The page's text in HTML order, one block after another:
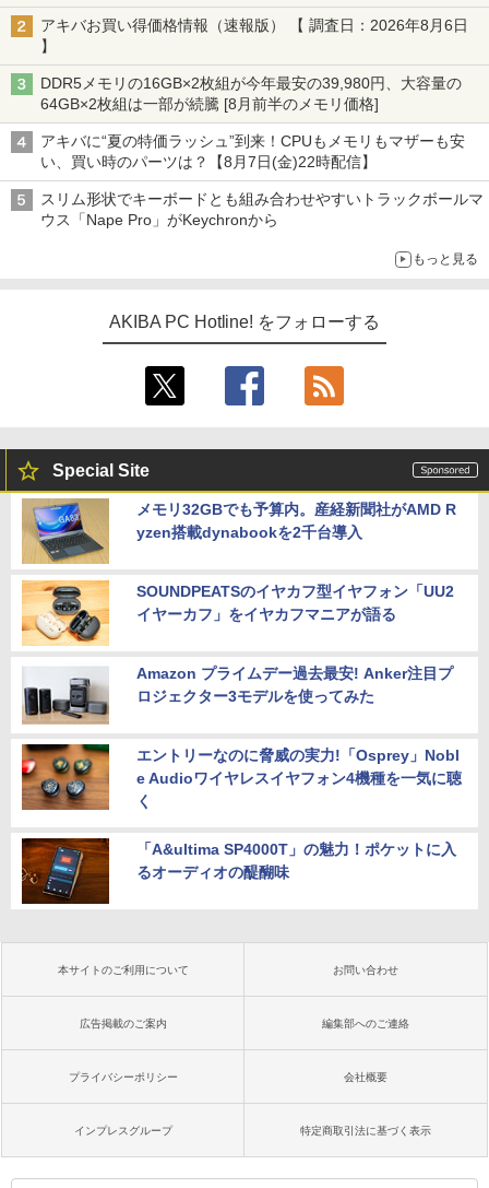
アキバお買い得価格情報（速報版） 【 調査日：2026年8月6日
】
DDR5メモリの16GB×2枚組が今年最安の39,980円、大容量の
64GB×2枚組は一部が続騰 [8月前半のメモリ価格]
アキバに“夏の特価ラッシュ”到来！CPUもメモリもマザーも安
い、買い時のパーツは？【8月7日(金)22時配信】
スリム形状でキーボードとも組み合わせやすいトラックボールマ
ウス「Nape Pro」がKeychronから
もっと見る
AKIBA PC Hotline! をフォローする
Special Site
メモリ32GBでも予算内。産経新聞社がAMD R
yzen搭載dynabookを2千台導入
SOUNDPEATSのイヤカフ型イヤフォン「UU2
イヤーカフ」をイヤカフマニアが語る
Amazon プライムデー過去最安! Anker注目プ
ロジェクター3モデルを使ってみた
エントリーなのに脅威の実力!「Osprey」Nobl
e Audioワイヤレスイヤフォン4機種を一気に聴
く
「A&ultima SP4000T」の魅力！ポケットに入
るオーディオの醍醐味
本サイトのご利用について お問い合わせ
広告掲載のご案内 編集部へのご連絡
プライバシーポリシー 会社概要
インプレスグループ 特定商取引法に基づく表示